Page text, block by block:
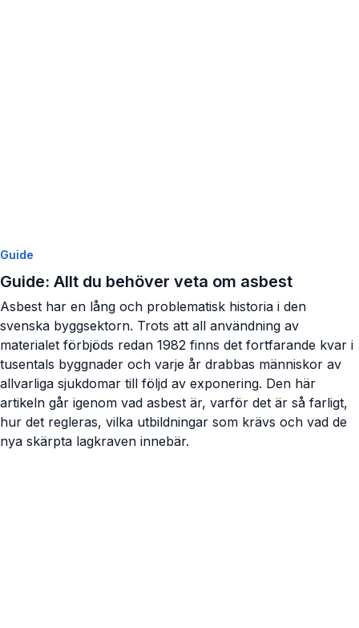
Guide
Guide: Allt du behöver veta om asbest
Asbest har en lång och problematisk historia i den
svenska byggsektorn. Trots att all användning av
materialet förbjöds redan 1982 finns det fortfarande kvar i
tusentals byggnader och varje år drabbas människor av
allvarliga sjukdomar till följd av exponering. Den här
artikeln går igenom vad asbest är, varför det är så farligt,
hur det regleras, vilka utbildningar som krävs och vad de
nya skärpta lagkraven innebär.